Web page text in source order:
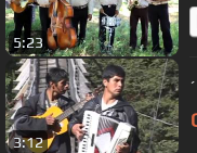
5:23
3:12